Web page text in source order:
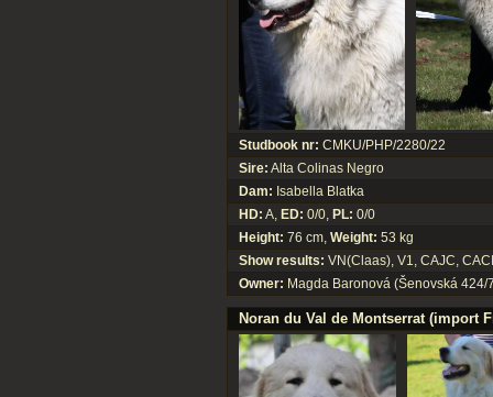
Studbook nr: CMKU/PHP/2280/22
Sire: Alta Colinas Negro
Dam: Isabella Blatka
HD: A, ED: 0/0, PL: 0/0
Height: 76 cm, Weight: 53 kg
Show results: VN(Claas), V1, CAJC,
Owner: Magda Baronová (Šenovská
Noran du Val de Montserrat (import